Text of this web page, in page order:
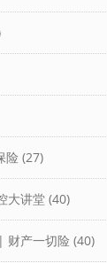
险 (27)
大讲堂 (40)
财产一切险 (40)